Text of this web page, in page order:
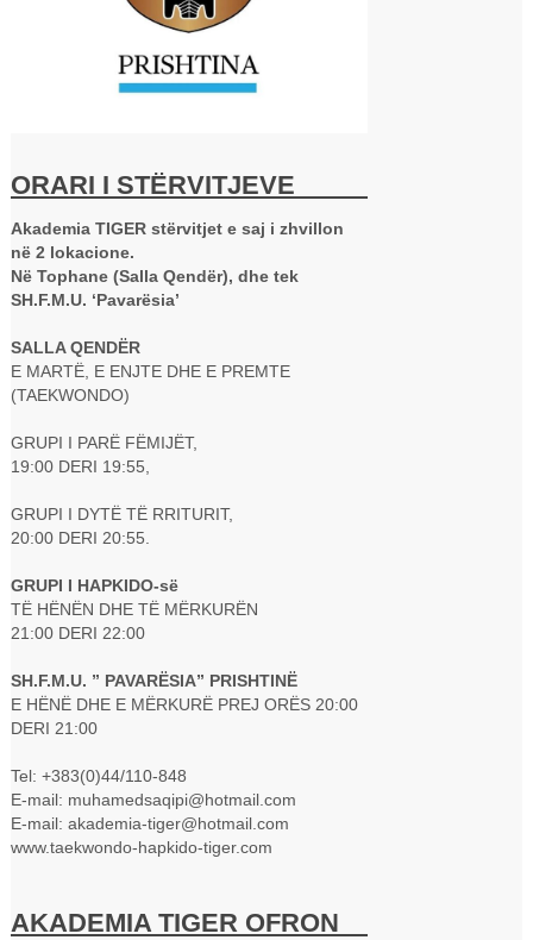
ORARI I STËRVITJEVE
Akademia TIGER stërvitjet e saj i zhvillon
në 2 lokacione.
Në Tophane (Salla Qendër), dhe tek
SH.F.M.U. ‘Pavarësia’
SALLA QENDËR
E MARTË, E ENJTE DHE E PREMTE
(TAEKWONDO)
GRUPI I PARË FËMIJËT,
19:00 DERI 19:55,
GRUPI I DYTË TË RRITURIT,
20:00 DERI 20:55.
GRUPI I HAPKIDO-së
TË HËNËN DHE TË MËRKURËN
21:00 DERI 22:00
SH.F.M.U. ” PAVARËSIA” PRISHTINË
E HËNË DHE E MËRKURË PREJ ORËS 20:00
DERI 21:00
Tel: +383(0)44/110-848
E-mail: muhamedsaqipi@hotmail.com
E-mail: akademia-tiger@hotmail.com
www.taekwondo-hapkido-tiger.com
AKADEMIA TIGER OFRON